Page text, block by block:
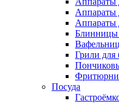
Аппараты
Аппараты
Блинницы
Грили для
Посуда